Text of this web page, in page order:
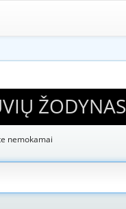
ŽODYNAS
nemokamai